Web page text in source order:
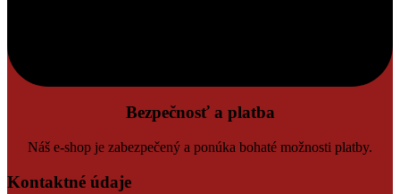
Bezpečnosť a platba
Náš e-shop je zabezpečený a ponúka bohaté možnosti platby.
Kontaktné údaje